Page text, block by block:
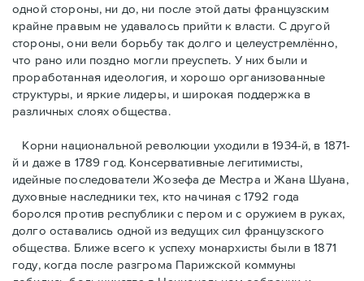
одной стороны, ни до, ни после этой даты французским
крайне правым не удавалось прийти к власти. С другой
стороны, они вели борьбу так долго и целеустремлённо,
что рано или поздно могли преуспеть. У них были и
проработанная идеология, и хорошо организованные
структуры, и яркие лидеры, и широкая поддержка в
различных слоях общества.
Корни национальной революции уходили в 1934-й, в 1871-
й и даже в 1789 год. Консервативные легитимисты,
идейные последователи Жозефа де Местра и Жана Шуана,
духовные наследники тех, кто начиная с 1792 года
боролся против республики с пером и с оружием в руках,
долго оставались одной из ведущих сил французского
общества. Ближе всего к успеху монархисты были в 1871
году, когда после разгрома Парижской коммуны